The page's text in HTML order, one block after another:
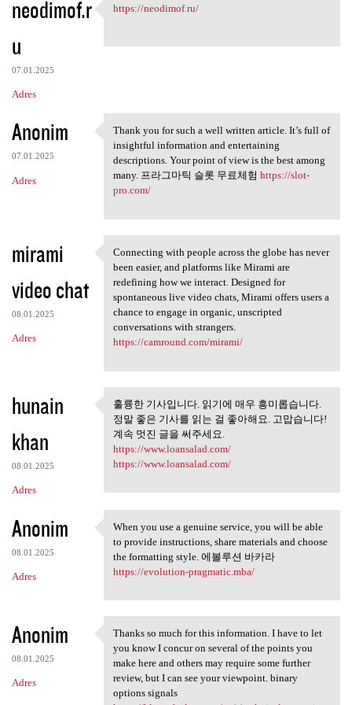
neodimof.r
u
07.01.2025
Adres
https://neodimof.ru/
https://neodimof.ru/
Anonim
07.01.2025
Adres
Thank you for such a well
Thank you for such a well written article. It’s full of
insightful information and entertaining
descriptions. Your point of view is the best among
many. 프라그마틱 슬롯 무료체험 https://slot-
pro.com/
mirami
video chat
08.01.2025
Adres
Connecting with people across
Connecting with people across the globe has never
been easier, and platforms like Mirami are
redefining how we interact. Designed for
spontaneous live video chats, Mirami offers users a
chance to engage in organic, unscripted
conversations with strangers.
https://camround.com/mirami/
hunain
khan
08.01.2025
Adres
훌륭한 기사입니다. 읽기에 매우
흥미롭습니다. 정말
훌륭한 기사입니다. 읽기에 매우 흥미롭습니다.
정말 좋은 기사를 읽는 걸 좋아해요. 고맙습니다!
계속 멋진 글을 써주세요.
https://www.loansalad.com/
https://www.loansalad.com/
Anonim
08.01.2025
Adres
When you use a genuine
When you use a genuine service, you will be able
to provide instructions, share materials and choose
the formatting style. 에볼루션 바카라
https://evolution-pragmatic.mba/
Anonim
08.01.2025
Adres
Thanks so much for this
Thanks so much for this information. I have to let
you know I concur on several of the points you
make here and others may require some further
review, but I can see your viewpoint. binary
options signals